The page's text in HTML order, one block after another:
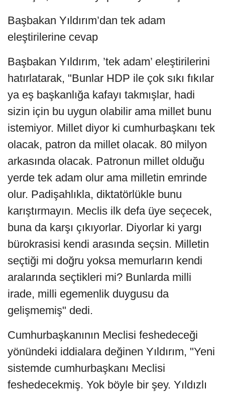
Başbakan Yıldırım’dan tek adam
eleştirilerine cevap
Başbakan Yıldırım, ’tek adam’ eleştirilerini
hatırlatarak, "Bunlar HDP ile çok sıkı fıkılar
ya eş başkanlığa kafayı takmışlar, hadi
sizin için bu uygun olabilir ama millet bunu
istemiyor. Millet diyor ki cumhurbaşkanı tek
olacak, patron da millet olacak. 80 milyon
arkasında olacak. Patronun millet olduğu
yerde tek adam olur ama milletin emrinde
olur. Padişahlıkla, diktatörlükle bunu
karıştırmayın. Meclis ilk defa üye seçecek,
buna da karşı çıkıyorlar. Diyorlar ki yargı
bürokrasisi kendi arasında seçsin. Milletin
seçtiği mi doğru yoksa memurların kendi
aralarında seçtikleri mi? Bunlarda milli
irade, milli egemenlik duygusu da
gelişmemiş" dedi.
Cumhurbaşkanının Meclisi feshedeceği
yönündeki iddialara değinen Yıldırım, "Yeni
sistemde cumhurbaşkanı Meclisi
feshedecekmiş. Yok böyle bir şey. Yıldızlı